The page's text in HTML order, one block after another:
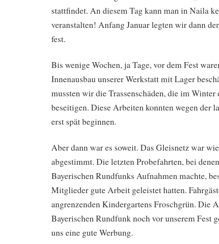
stattfindet. An diesem Tag kann man in Naila
veranstalten! Anfang Januar legten wir dann
fest.
Bis wenige Wochen, ja Tage, vor dem Fest
Innenausbau unserer Werkstatt mit Lager
mussten wir die Trassenschäden, die im Winter
beseitigen. Diese Arbeiten konnten wegen der
erst spät beginnen.
Aber dann war es soweit. Das Gleisnetz war
abgestimmt. Die letzten Probefahrten, bei
Bayerischen Rundfunks Aufnahmen machte,
Mitglieder gute Arbeit geleistet hatten.
angrenzenden Kindergartens Froschgrün. Die
Bayerischen Rundfunk noch vor unserem Fest
uns eine gute Werbung.